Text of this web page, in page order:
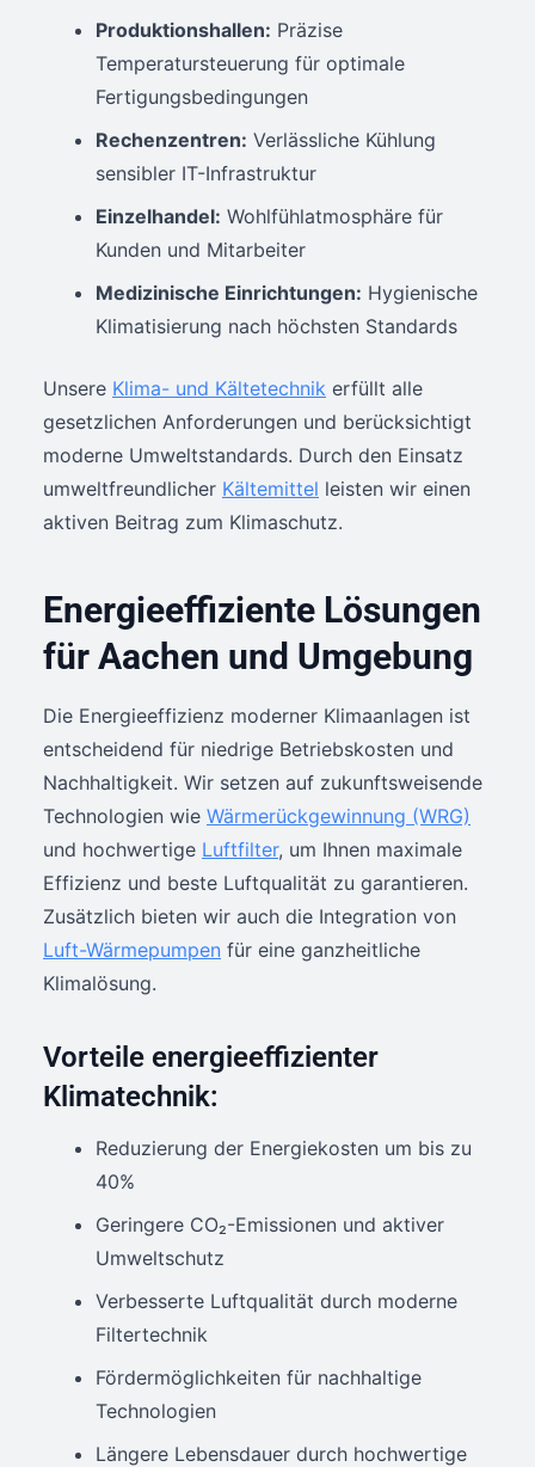
Produktionshallen: Präzise
Temperatursteuerung für optimale
Fertigungsbedingungen
Rechenzentren: Verlässliche Kühlung
sensibler IT-Infrastruktur
Einzelhandel: Wohlfühlatmosphäre für
Kunden und Mitarbeiter
Medizinische Einrichtungen: Hygienische
Klimatisierung nach höchsten Standards
Unsere Klima- und Kältetechnik erfüllt alle
gesetzlichen Anforderungen und berücksichtigt
moderne Umweltstandards. Durch den Einsatz
umweltfreundlicher Kältemittel leisten wir einen
aktiven Beitrag zum Klimaschutz.
Energieeffiziente Lösungen
für Aachen und Umgebung
Die Energieeffizienz moderner Klimaanlagen ist
entscheidend für niedrige Betriebskosten und
Nachhaltigkeit. Wir setzen auf zukunftsweisende
Technologien wie Wärmerückgewinnung (WRG)
und hochwertige Luftfilter, um Ihnen maximale
Effizienz und beste Luftqualität zu garantieren.
Zusätzlich bieten wir auch die Integration von
Luft-Wärmepumpen für eine ganzheitliche
Klimalösung.
Vorteile energieeffizienter
Klimatechnik:
Reduzierung der Energiekosten um bis zu
40%
Geringere CO₂-Emissionen und aktiver
Umweltschutz
Verbesserte Luftqualität durch moderne
Filtertechnik
Fördermöglichkeiten für nachhaltige
Technologien
Längere Lebensdauer durch hochwertige